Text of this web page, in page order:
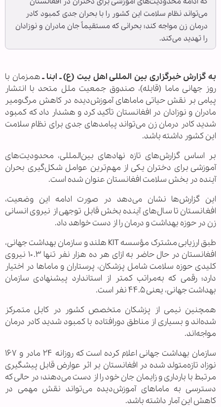
می‌تواند نظام سلامت این کشور را با بحران جدی کمبود کادر
درمان زن مواجه کند؛ بحرانی که مستقیماً جان مادران و نوزادان
را تهدید می‌کند.
به گزارش خبرگزاری بین المللی اهل بیت (ع) ـ ابنا ـهمزمان با
روز جهانی ماما (قابله)، صندوق جمعیت ملل متحد با انتشار
پیامی بر نقش حیاتی ماماهای آموزش‌دیده در کاهش مرگ‌ومیر
مادران و نوزادان در افغانستان تأکید کرد و هشدار داد که کمبود
شدید کادر درمان زن می‌تواند پیامدهای جدی برای نظام سلامت
این کشور داشته باشد.
بر اساس گزارش‌های تازه نهادهای بین‌المللی، محدودیت‌های
آموزشی برای دختران یکی از مهم‌ترین عوامل شکل‌گیری بحران
آینده در بخش سلامت افغانستان عنوان شده است.
این گزارش‌ها نشان می‌دهد در صورت ادامه این وضعیت،
افغانستان تا سال‌های آینده بخش قابل توجهی از نیروی انسانی
زن در حوزه بهداشت و درمان را از دست خواهد داد.
طبق ارزیابی مشترک مؤسسه KIT هلند و سازمان بهداشت جهانی،
افغانستان در حال حاضر به ازای هر ده هزار نفر تنها ۱۰.۳ نیروی
کلیدی حوزه سلامت شامل پزشکان، پرستاران و ماماها در اختیار
دارد؛ رقمی که به‌مراتب کمتر از استاندارد پیشنهادی سازمان
بهداشت جهانی، یعنی ۴۴.۵ نفر است.
همچنین نیمی از پزشکان متخصص کشور در کابل متمرکز
شده‌اند و بسیاری از مناطق دورافتاده با کمبود شدید کادر درمان
مواجه‌اند.
سازمان بهداشت جهانی اعلام کرده است که روزانه ۲۴ مادر و ۱۶۷
نوزاد تازه‌متولد شده در افغانستان بر اثر عوارض قابل پیشگیری
مرتبط با بارداری و زایمان جان خود را از دست می‌دهند؛ در حالی که
دسترسی به ماماهای آموزش‌دیده می‌تواند نقش مهمی در
کاهش این آمار داشته باشد.